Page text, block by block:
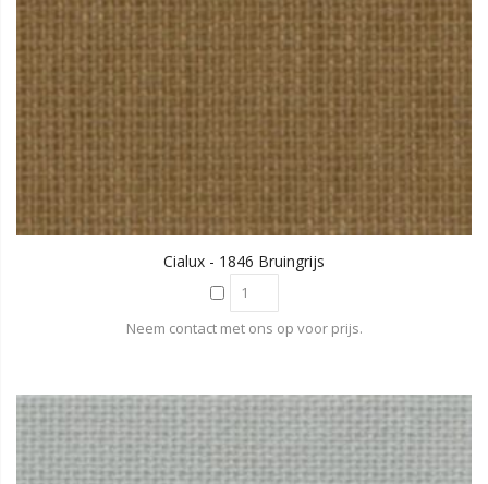
Cialux - 1846 Bruingrijs
Neem contact met ons op voor prijs.